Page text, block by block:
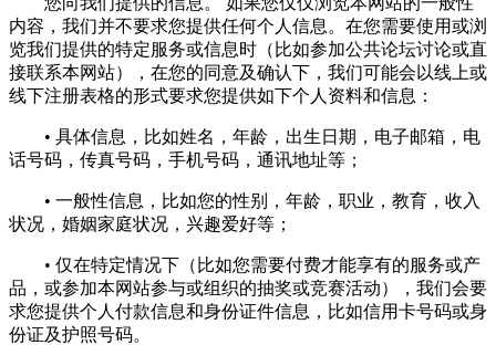
内容，我们并不要求您提供任何个人信息。在您需要使用或浏
览我们提供的特定服务或信息时（比如参加公共论坛讨论或直
接联系本网站），在您的同意及确认下，我们可能会以线上或
线下注册表格的形式要求您提供如下个人资料和信息：
• 具体信息，比如姓名，年龄，出生日期，电子邮箱，电
话号码，传真号码，手机号码，通讯地址等；
• 一般性信息，比如您的性别，年龄，职业，教育，收入
状况，婚姻家庭状况，兴趣爱好等；
• 仅在特定情况下（比如您需要付费才能享有的服务或产
品，或参加本网站参与或组织的抽奖或竞赛活动），我们会要
求您提供个人付款信息和身份证件信息，比如信用卡号码或身
份证及护照号码。